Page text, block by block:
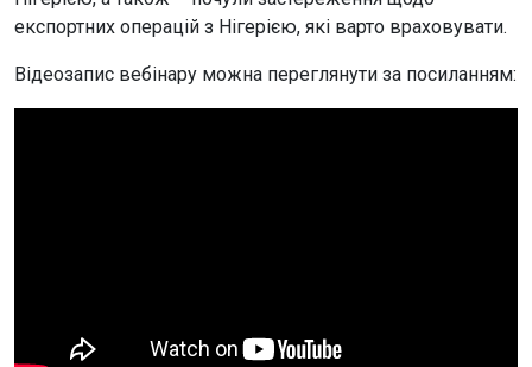
експортних операцій з Нігерією, які варто враховувати.
Відеозапис вебінару можна переглянути за посиланням: